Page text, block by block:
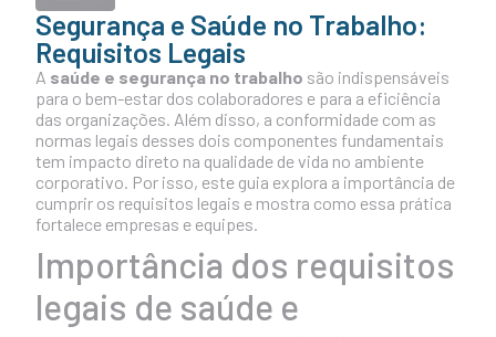
Segurança e Saúde no Trabalho:
Requisitos Legais
A saúde e segurança no trabalho são indispensáveis
para o bem-estar dos colaboradores e para a eficiência
das organizações. Além disso, a conformidade com as
normas legais desses dois componentes fundamentais
tem impacto direto na qualidade de vida no ambiente
corporativo. Por isso, este guia explora a importância de
cumprir os requisitos legais e mostra como essa prática
fortalece empresas e equipes.
Importância dos requisitos
legais de saúde e